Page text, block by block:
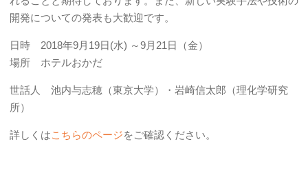
開発についての発表も大歓迎です。
日時 2018年9月19日(水) ～9月21日（金）
場所 ホテルおかだ
世話人 池内与志穂（東京大学）・岩崎信太郎（理化学研究
所）
詳しくはこちらのページをご確認ください。